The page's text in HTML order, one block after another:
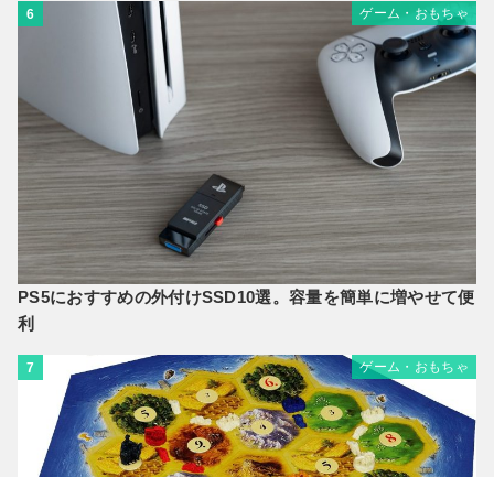
6 ゲーム・おもちゃ
PS5におすすめの外付けSSD10選。容量を簡単に増やせて便
利
7 ゲーム・おもちゃ